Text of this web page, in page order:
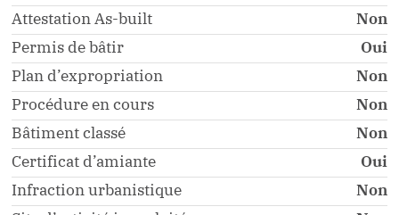
Attestation As-built
Non
Permis de bâtir
Oui
Plan d’expropriation
Non
Procédure en cours
Non
Bâtiment classé
Non
Certificat d’amiante
Oui
Infraction urbanistique
Non